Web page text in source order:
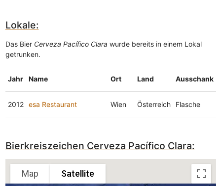
Lokale:
Das Bier Cerveza Pacífico Clara wurde bereits in einem Lokal
getrunken.
Jahr Name Ort Land Ausschank
2012 esa Restaurant Wien Österreich Flasche
Bierkreiszeichen Cerveza Pacífico Clara:
Map Satellite